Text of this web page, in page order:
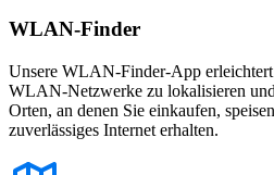
WLAN-Finder
Unsere WLAN-Finder-App erleichtert
WLAN-Netzwerke zu lokalisieren
Orten, an denen Sie einkaufen,
zuverlässiges Internet erhalten.